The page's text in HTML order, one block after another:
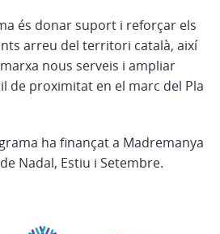
és donar suport i reforçar els
arreu del territori català, així
nous serveis i ampliar
de proximitat en el marc del Pla
ha finançat a Madremanya
Nadal, Estiu i Setembre.